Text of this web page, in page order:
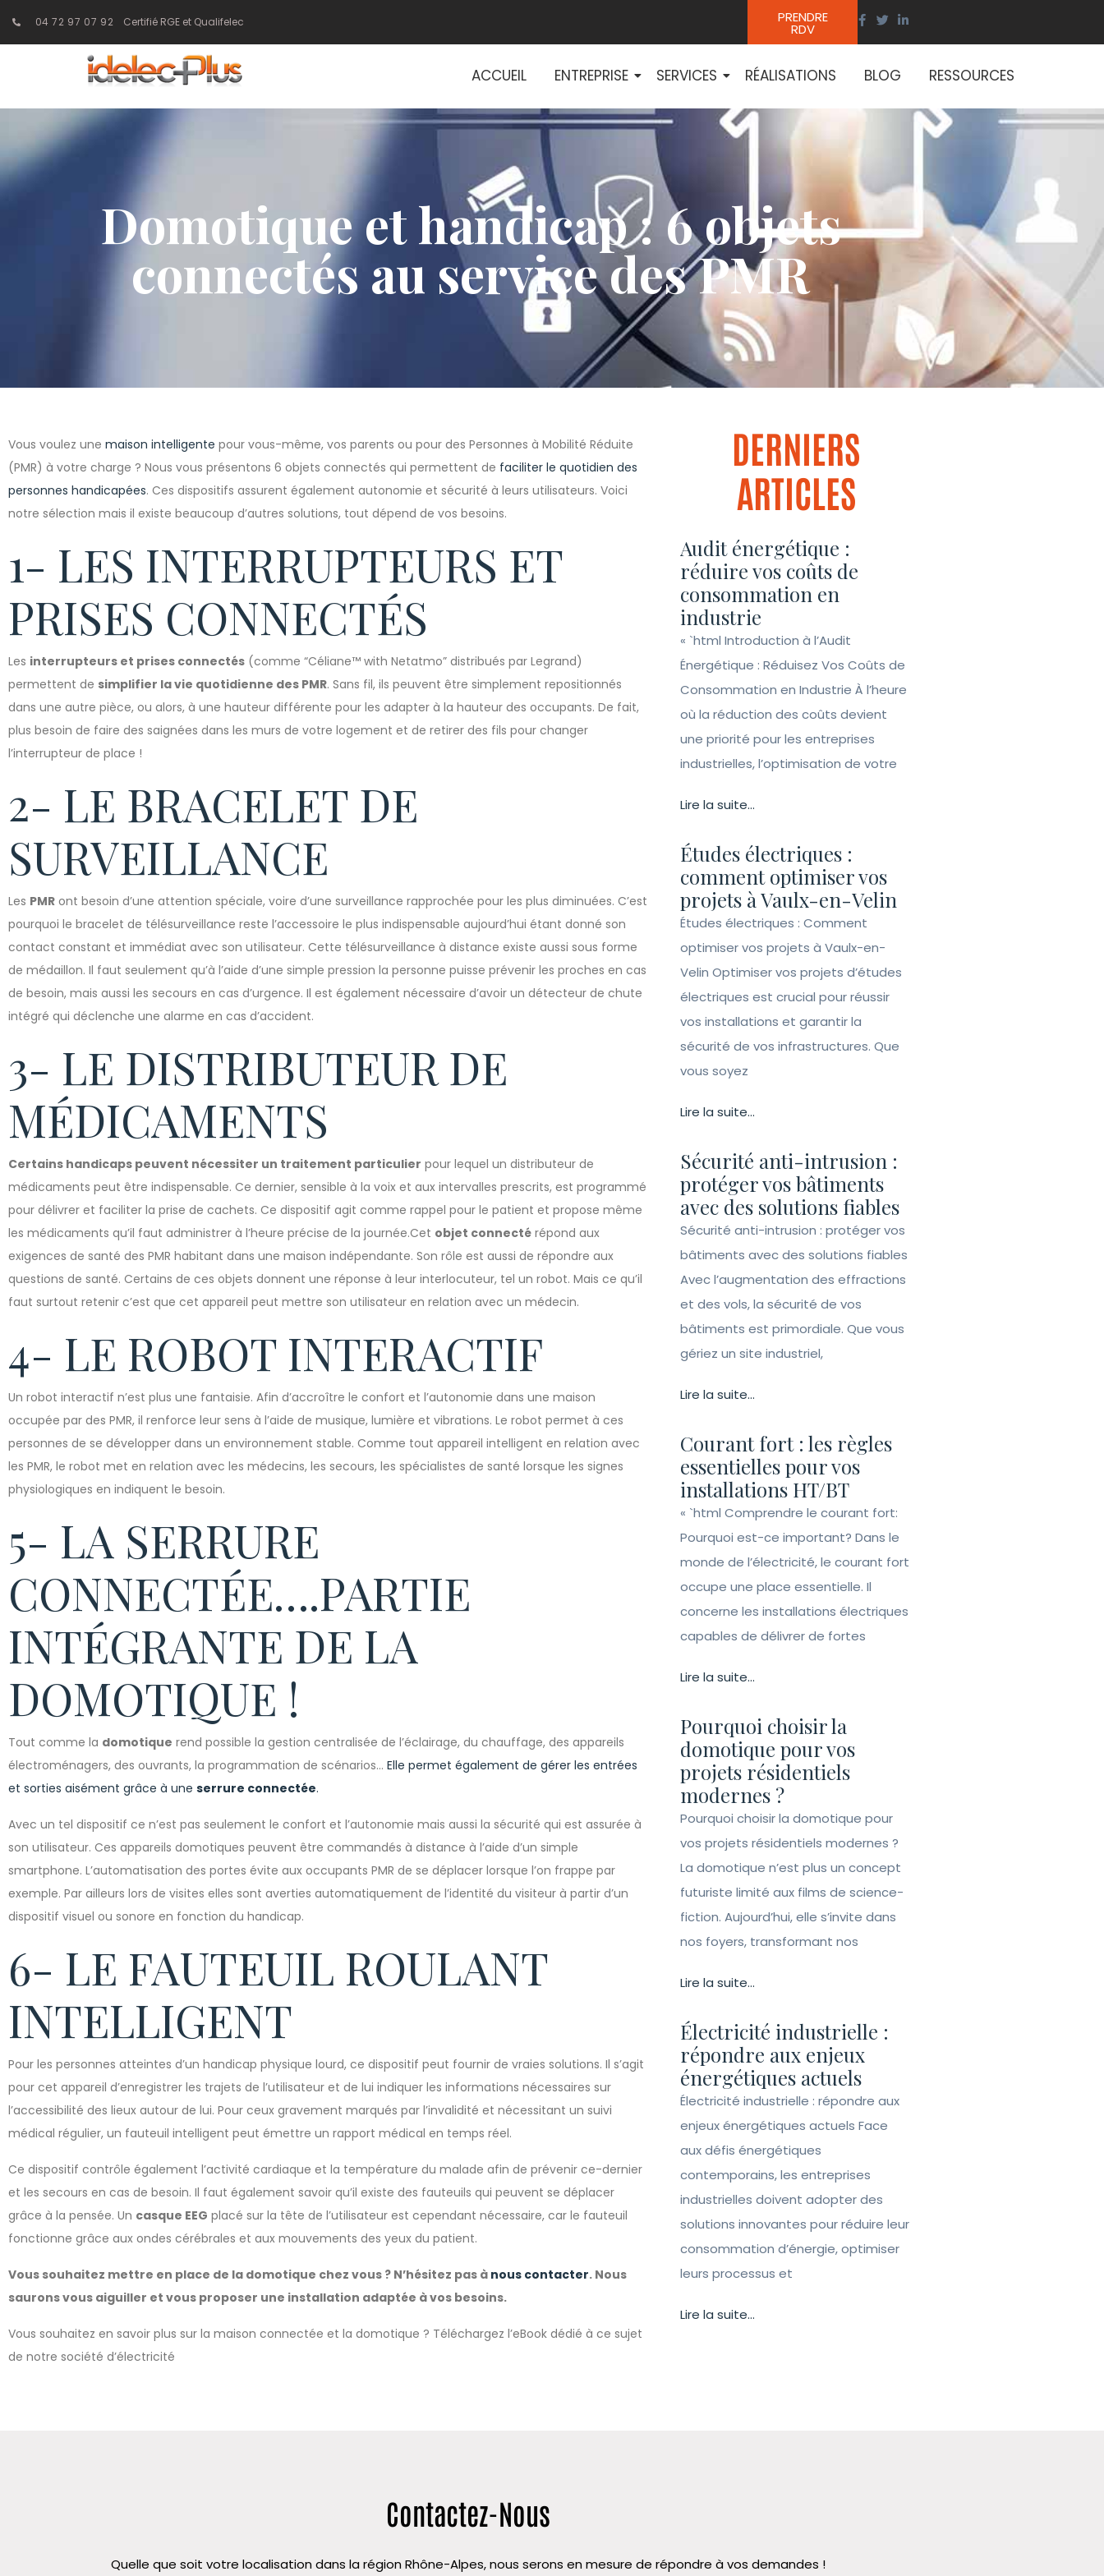
04 72 97 07 92 Certifié RGE et Qualifelec PRENDRE
RDV
ACCUEIL ENTREPRISE SERVICES RÉALISATIONS BLOG RESSOURCES
Domotique et handicap : 6 objets
connectés au service des PMR
Vous voulez une maison intelligente pour vous-même, vos parents ou pour des Personnes à Mobilité Réduite
(PMR) à votre charge ? Nous vous présentons 6 objets connectés qui permettent de faciliter le quotidien des
personnes handicapées. Ces dispositifs assurent également autonomie et sécurité à leurs utilisateurs. Voici
notre sélection mais il existe beaucoup d’autres solutions, tout dépend de vos besoins.
1- LES INTERRUPTEURS ET
PRISES CONNECTÉS
Les interrupteurs et prises connectés (comme “Céliane™ with Netatmo” distribués par Legrand)
permettent de simplifier la vie quotidienne des PMR. Sans fil, ils peuvent être simplement repositionnés
dans une autre pièce, ou alors, à une hauteur différente pour les adapter à la hauteur des occupants. De fait,
plus besoin de faire des saignées dans les murs de votre logement et de retirer des fils pour changer
l’interrupteur de place !
2- LE BRACELET DE
SURVEILLANCE
Les PMR ont besoin d’une attention spéciale, voire d’une surveillance rapprochée pour les plus diminuées. C’est
pourquoi le bracelet de télésurveillance reste l’accessoire le plus indispensable aujourd’hui étant donné son
contact constant et immédiat avec son utilisateur. Cette télésurveillance à distance existe aussi sous forme
de médaillon. Il faut seulement qu’à l’aide d’une simple pression la personne puisse prévenir les proches en cas
de besoin, mais aussi les secours en cas d’urgence. Il est également nécessaire d’avoir un détecteur de chute
intégré qui déclenche une alarme en cas d’accident.
3- LE DISTRIBUTEUR DE
MÉDICAMENTS
Certains handicaps peuvent nécessiter un traitement particulier pour lequel un distributeur de
médicaments peut être indispensable. Ce dernier, sensible à la voix et aux intervalles prescrits, est programmé
pour délivrer et faciliter la prise de cachets. Ce dispositif agit comme rappel pour le patient et propose même
les médicaments qu’il faut administrer à l’heure précise de la journée.Cet objet connecté répond aux
exigences de santé des PMR habitant dans une maison indépendante. Son rôle est aussi de répondre aux
questions de santé. Certains de ces objets donnent une réponse à leur interlocuteur, tel un robot. Mais ce qu’il
faut surtout retenir c’est que cet appareil peut mettre son utilisateur en relation avec un médecin.
4- LE ROBOT INTERACTIF
Un robot interactif n’est plus une fantaisie. Afin d’accroître le confort et l’autonomie dans une maison
occupée par des PMR, il renforce leur sens à l’aide de musique, lumière et vibrations. Le robot permet à ces
personnes de se développer dans un environnement stable. Comme tout appareil intelligent en relation avec
les PMR, le robot met en relation avec les médecins, les secours, les spécialistes de santé lorsque les signes
physiologiques en indiquent le besoin.
5- LA SERRURE
CONNECTÉE….PARTIE
INTÉGRANTE DE LA
DOMOTIQUE !
Tout comme la domotique rend possible la gestion centralisée de l’éclairage, du chauffage, des appareils
électroménagers, des ouvrants, la programmation de scénarios… Elle permet également de gérer les entrées
et sorties aisément grâce à une serrure connectée.
Avec un tel dispositif ce n’est pas seulement le confort et l’autonomie mais aussi la sécurité qui est assurée à
son utilisateur. Ces appareils domotiques peuvent être commandés à distance à l’aide d’un simple
smartphone. L’automatisation des portes évite aux occupants PMR de se déplacer lorsque l’on frappe par
exemple. Par ailleurs lors de visites elles sont averties automatiquement de l’identité du visiteur à partir d’un
dispositif visuel ou sonore en fonction du handicap.
6- LE FAUTEUIL ROULANT
INTELLIGENT
Pour les personnes atteintes d’un handicap physique lourd, ce dispositif peut fournir de vraies solutions. Il s’agit
pour cet appareil d’enregistrer les trajets de l’utilisateur et de lui indiquer les informations nécessaires sur
l’accessibilité des lieux autour de lui. Pour ceux gravement marqués par l’invalidité et nécessitant un suivi
médical régulier, un fauteuil intelligent peut émettre un rapport médical en temps réel.
Ce dispositif contrôle également l’activité cardiaque et la température du malade afin de prévenir ce-dernier
et les secours en cas de besoin. Il faut également savoir qu’il existe des fauteuils qui peuvent se déplacer
grâce à la pensée. Un casque EEG placé sur la tête de l’utilisateur est cependant nécessaire, car le fauteuil
fonctionne grâce aux ondes cérébrales et aux mouvements des yeux du patient.
Vous souhaitez mettre en place de la domotique chez vous ? N’hésitez pas à nous contacter. Nous
saurons vous aiguiller et vous proposer une installation adaptée à vos besoins.
Vous souhaitez en savoir plus sur la maison connectée et la domotique ? Téléchargez l’eBook dédié à ce sujet
de notre société d’électricité
DERNIERS
ARTICLES
Audit énergétique :
réduire vos coûts de
consommation en
industrie
« `html Introduction à l’Audit
Énergétique : Réduisez Vos Coûts de
Consommation en Industrie À l’heure
où la réduction des coûts devient
une priorité pour les entreprises
industrielles, l’optimisation de votre
Lire la suite...
Études électriques :
comment optimiser vos
projets à Vaulx-en-Velin
Études électriques : Comment
optimiser vos projets à Vaulx-en-
Velin Optimiser vos projets d’études
électriques est crucial pour réussir
vos installations et garantir la
sécurité de vos infrastructures. Que
vous soyez
Lire la suite...
Sécurité anti-intrusion :
protéger vos bâtiments
avec des solutions fiables
Sécurité anti-intrusion : protéger vos
bâtiments avec des solutions fiables
Avec l’augmentation des effractions
et des vols, la sécurité de vos
bâtiments est primordiale. Que vous
gériez un site industriel,
Lire la suite...
Courant fort : les règles
essentielles pour vos
installations HT/BT
« `html Comprendre le courant fort:
Pourquoi est-ce important? Dans le
monde de l’électricité, le courant fort
occupe une place essentielle. Il
concerne les installations électriques
capables de délivrer de fortes
Lire la suite...
Pourquoi choisir la
domotique pour vos
projets résidentiels
modernes ?
Pourquoi choisir la domotique pour
vos projets résidentiels modernes ?
La domotique n’est plus un concept
futuriste limité aux films de science-
fiction. Aujourd’hui, elle s’invite dans
nos foyers, transformant nos
Lire la suite...
Électricité industrielle :
répondre aux enjeux
énergétiques actuels
Électricité industrielle : répondre aux
enjeux énergétiques actuels Face
aux défis énergétiques
contemporains, les entreprises
industrielles doivent adopter des
solutions innovantes pour réduire leur
consommation d’énergie, optimiser
leurs processus et
Lire la suite...
Contactez-Nous
Quelle que soit votre localisation dans la région Rhône-Alpes, nous serons en mesure de répondre à vos demandes !